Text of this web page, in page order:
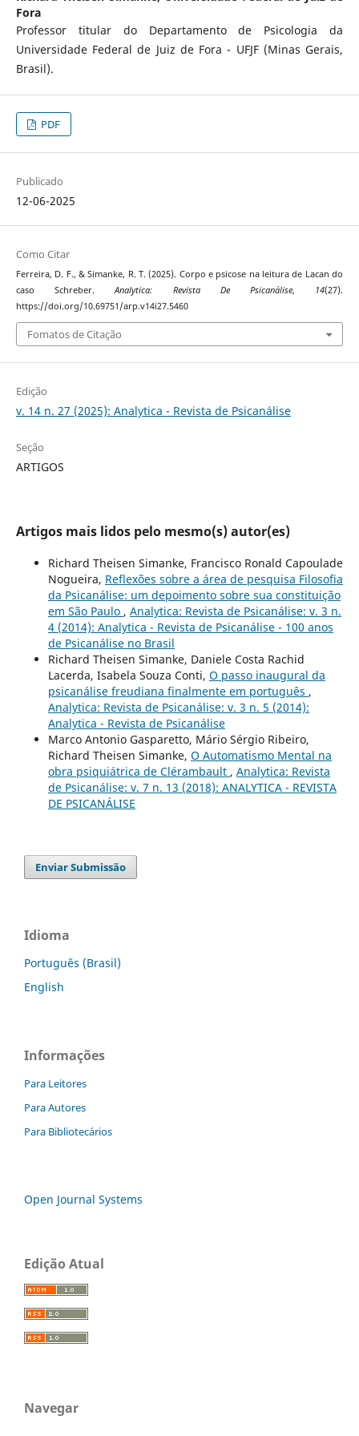
Fora
Professor titular do Departamento de Psicologia da
Universidade Federal de Juiz de Fora - UFJF (Minas Gerais,
Brasil).
PDF
Publicado
12-06-2025
Como Citar
Ferreira, D. F., & Simanke, R. T. (2025). Corpo e psicose na leitura de Lacan do
caso Schreber.Analytica: Revista De Psicanálise, 14(27).
https://doi.org/10.69751/arp.v14i27.5460
Fomatos de Citação
Edição
v. 14 n. 27 (2025): Analytica - Revista de Psicanálise
Seção
ARTIGOS
Artigos mais lidos pelo mesmo(s) autor(es)
Richard Theisen Simanke, Francisco Ronald Capoulade
Nogueira, Reflexões sobre a área de pesquisa Filosofia
da Psicanálise: um depoimento sobre sua constituição
em São Paulo , Analytica: Revista de Psicanálise: v. 3 n.
4 (2014): Analytica - Revista de Psicanálise - 100 anos
de Psicanálise no Brasil
Richard Theisen Simanke, Daniele Costa Rachid
Lacerda, Isabela Souza Conti, O passo inaugural da
psicanálise freudiana finalmente em português ,
Analytica: Revista de Psicanálise: v. 3 n. 5 (2014):
Analytica - Revista de Psicanálise
Marco Antonio Gasparetto, Mário Sérgio Ribeiro,
Richard Theisen Simanke, O Automatismo Mental na
obra psiquiátrica de Clérambault , Analytica: Revista
de Psicanálise: v. 7 n. 13 (2018): ANALYTICA - REVISTA
DE PSICANÁLISE
Enviar Submissão
Idioma
Português (Brasil)
English
Informações
Para Leitores
Para Autores
Para Bibliotecários
Open Journal Systems
Edição Atual
Navegar